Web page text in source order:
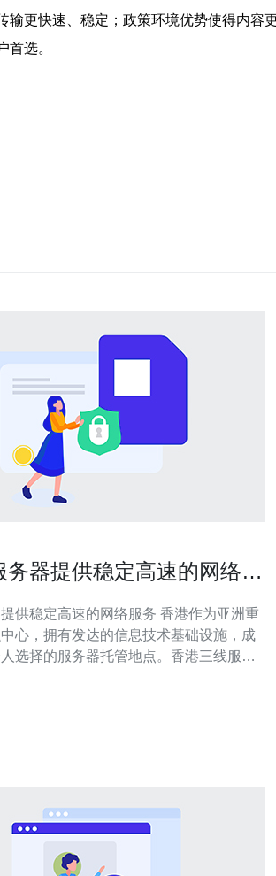
更快速、稳定；政策环境优势使得内
选。
务器提供稳定高速的网络服
高速的网络服务 香港作为亚洲重
心，拥有发达的信息技术基础设施，成
选择的服务器托管地点。香港三线服务